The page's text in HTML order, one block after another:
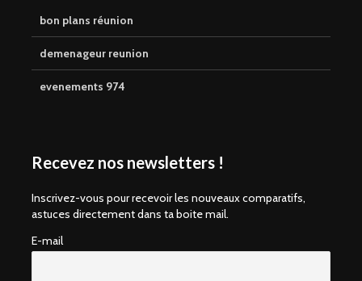
bon plans réunion
demenageur reunion
evenements 974
Recevez nos newsletters !
Inscrivez-vous pour recevoir les nouveaux comparatifs,
astuces directement dans ta boite mail.
E-mail